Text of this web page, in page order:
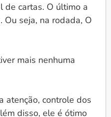
de cartas. O último a
seja, na rodada, O
mais nenhuma
atenção, controle dos
disso, ele é ótimo